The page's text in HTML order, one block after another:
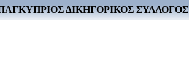
ΔΙΚΗΓΟΡΙΚΟΣ ΣΥΛΛΟΓΟΣ